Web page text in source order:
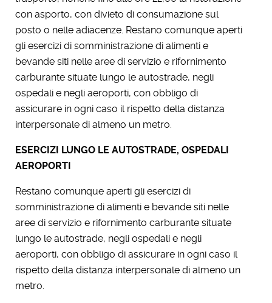
con asporto, con divieto di consumazione sul
posto o nelle adiacenze. Restano comunque aperti
gli esercizi di somministrazione di alimenti e
bevande siti nelle aree di servizio e rifornimento
carburante situate lungo le autostrade, negli
ospedali e negli aeroporti, con obbligo di
assicurare in ogni caso il rispetto della distanza
interpersonale di almeno un metro.
ESERCIZI LUNGO LE AUTOSTRADE, OSPEDALI
AEROPORTI
Restano comunque aperti gli esercizi di
somministrazione di alimenti e bevande siti nelle
aree di servizio e rifornimento carburante situate
lungo le autostrade, negli ospedali e negli
aeroporti, con obbligo di assicurare in ogni caso il
rispetto della distanza interpersonale di almeno un
metro.